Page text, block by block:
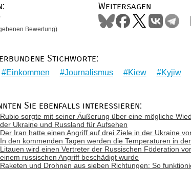
Bewertung)
Weitersagen
Stichworte:
Einkommen Journalismus Kiew Kyjiw
Sie ebenfalls interessieren:
Rubio sorgte mit seiner Äußerung über eine mögliche
der Ukraine und Russland für Aufsehen
Der Iran hatte einen Angriff auf drei Ziele in der Ukraine
In den kommenden Tagen werden die Temperaturen in
Litauen wird einen Vertreter der Russischen Föderation
einem russischen Angriff beschädigt wurde
Raketen und Drohnen aus sieben Richtungen: So